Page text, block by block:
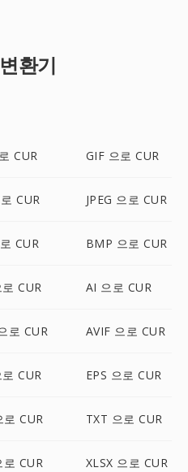
환기
CUR GIF 으로 CUR
CUR JPEG 으로 CUR
CUR BMP 으로 CUR
CUR AI 으로 CUR
로 CUR AVIF 으로 CUR
CUR EPS 으로 CUR
로 CUR TXT 으로 CUR
로 CUR XLSX 으로 CUR